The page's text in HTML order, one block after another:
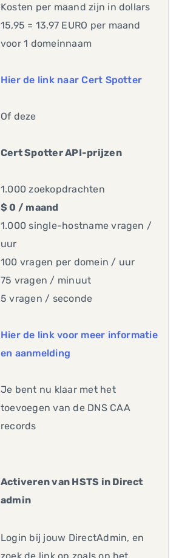
Kosten per maand zijn in dollars
15,95 = 13.97 EURO per maand
voor 1 domeinnaam
Hier de link naar Cert Spotter
Of deze
Cert Spotter API-prijzen
1.000 zoekopdrachten
$ 0 / maand
1.000 single-hostname vragen /
uur
100 vragen per domein / uur
75 vragen / minuut
5 vragen / seconde
Hier de link voor meer informatie
en aanmelding
Je bent nu klaar met het
toevoegen van de DNS CAA
records
Activeren van HSTS in Direct
admin
Login bij jouw DirectAdmin, en
zoek de link op zoals op het